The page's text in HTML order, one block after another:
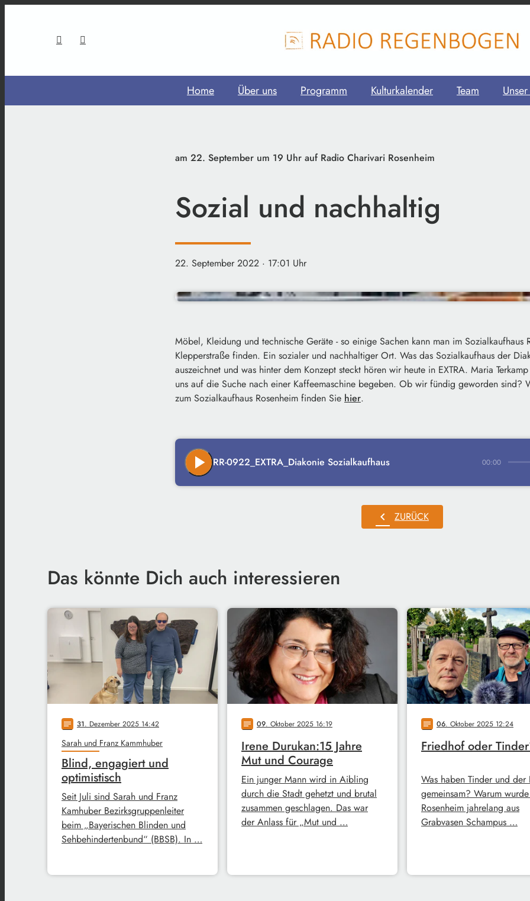
Home Über uns Programm Kulturkalender Team
am 22. September um 19 Uhr auf Radio Charivari Rosenheim
Sozial und nachhaltig
22. September 2022 · 17:01 Uhr
Möbel, Kleidung und technische Geräte - so einige Sachen kann man im Sozialkaufhaus
Klepperstraße finden. Ein sozialer und nachhaltiger Ort. Was das Sozialkaufhaus der
auszeichnet und was hinter dem Konzept steckt hören wir heute in EXTRA. Maria
uns auf die Suche nach einer Kaffeemaschine begeben. Ob wir fündig geworden sind?
zum Sozialkaufhaus Rosenheim finden Sie hier.
play_arrow RR-0922_EXTRA_Diakonie Sozialkaufhaus 00:00
chevron_left ZURÜCK
Das könnte Dich auch interessieren
notes 31. Dezember 2025 14:42
Sarah und Franz Kammhuber
Blind, engagiert und
optimistisch
Seit Juli sind Sarah und Franz
Kamhuber Bezirksgruppenleiter
beim „Bayerischen Blinden und
Sehbehindertenbund“ (BBSB). In …
notes 09. Oktober 2025 16:19
Irene Durukan:15 Jahre
Mut und Courage
Ein junger Mann wird in Aibling
durch die Stadt gehetzt und brutal
zusammen geschlagen. Das war
der Anlass für „Mut und …
notes 06. Oktober 2025 12:24
Friedhof oder
Was haben Tinder und der
gemeinsam? Warum
Rosenheim jahrelang aus
Grabvasen Schampus …